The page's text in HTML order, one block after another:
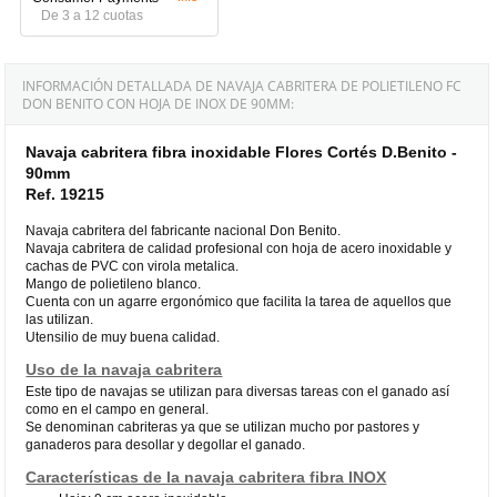
De 3 a 12 cuotas
INFORMACIÓN DETALLADA DE NAVAJA CABRITERA DE POLIETILENO FC
DON BENITO CON HOJA DE INOX DE 90MM:
Navaja cabritera fibra inoxidable Flores Cortés D.Benito -
90mm
Ref. 19215
Navaja cabritera del fabricante nacional Don Benito.
Navaja cabritera de calidad profesional con hoja de acero inoxidable y
cachas de PVC con virola metalica.
Mango de polietileno blanco.
Cuenta con un agarre ergonómico que facilita la tarea de aquellos que
las utilizan.
Utensilio de muy buena calidad.
Uso de la navaja cabritera
Este tipo de navajas se utilizan para diversas tareas con el ganado así
como en el campo en general.
Se denominan cabriteras ya que se utilizan mucho por pastores y
ganaderos para desollar y degollar el ganado.
Características de la navaja cabritera fibra INOX